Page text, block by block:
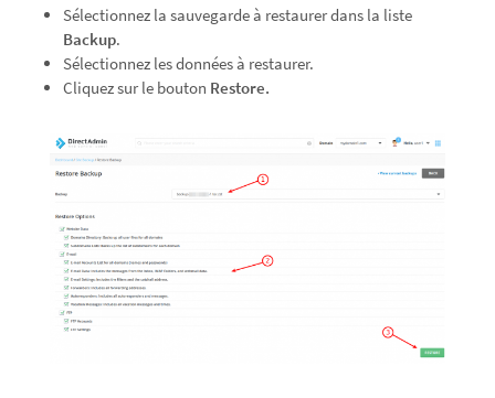
Sélectionnez la sauvegarde à restaurer dans la liste
Backup.
Sélectionnez les données à restaurer.
Cliquez sur le bouton Restore.